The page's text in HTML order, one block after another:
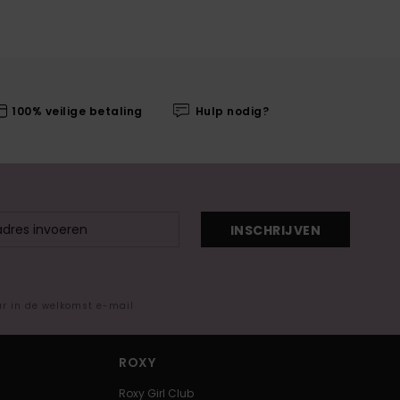
100% veilige betaling Hulp nodig?
INSCHRIJVEN
in de welkomst e-mail
ROXY
Roxy Girl Club